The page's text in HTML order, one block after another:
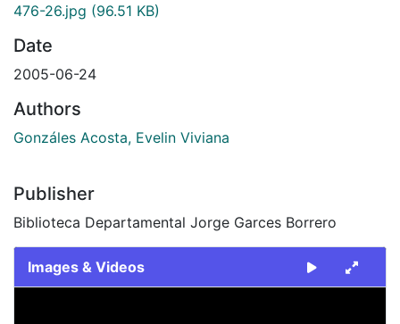
476-26.jpg (96.51 KB)
Date
2005-06-24
Authors
Gonzáles Acosta, Evelin Viviana
Publisher
Biblioteca Departamental Jorge Garces Borrero
Images & Videos